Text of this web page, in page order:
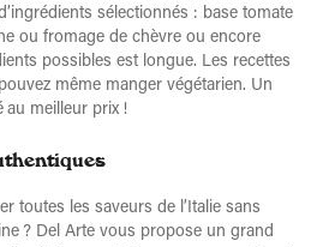
sélectionnés : base tomate
ou fromage de chèvre ou encore
possibles est longue. Les recettes
même manger végétarien. Un
au meilleur prix !
toutes les saveurs de l’Italie sans
? Del Arte vous propose un grand